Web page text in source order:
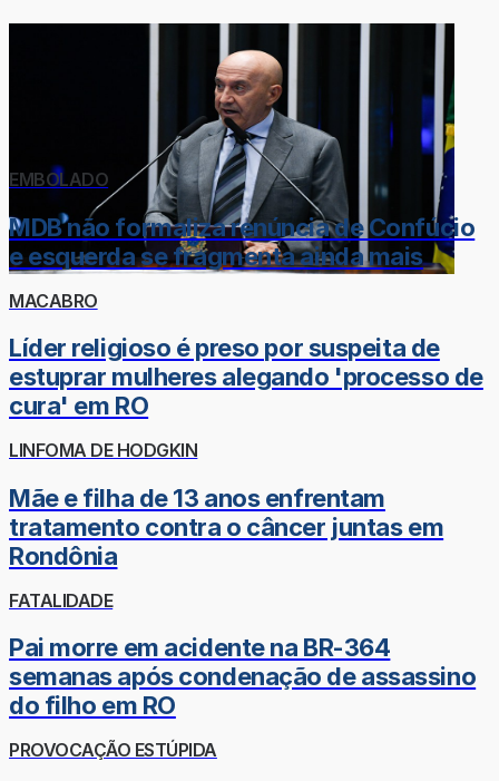
EMBOLADO
MDB não formaliza renúncia de Confúcio
e esquerda se fragmenta ainda mais
MACABRO
Líder religioso é preso por suspeita de
estuprar mulheres alegando 'processo de
cura' em RO
LINFOMA DE HODGKIN
Mãe e filha de 13 anos enfrentam
tratamento contra o câncer juntas em
Rondônia
FATALIDADE
Pai morre em acidente na BR-364
semanas após condenação de assassino
do filho em RO
PROVOCAÇÃO ESTÚPIDA